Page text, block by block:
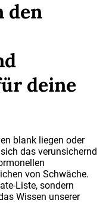
den
deine
blank liegen oder
das verunsichernd
von Schwäche.
Liste, sondern
Wissen unserer